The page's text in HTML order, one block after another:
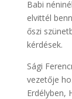
Babi
elvittél
őszi
kérdések.
Sági
vezetője
Erdélyben,